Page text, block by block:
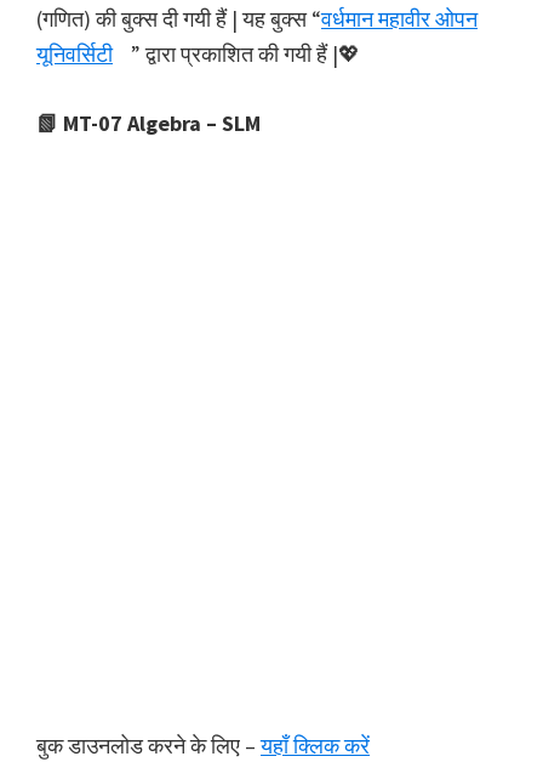
(गणित) की बुक्स दी गयी हैं | यह बुक्स “वर्धमान महावीर ओपन
यूनिवर्सिटी
” द्वारा प्रकाशित की गयी हैं |💖
📗 MT-07 Algebra – SLM
बुक डाउनलोड करने के लिए –यहाँ क्लिक करें